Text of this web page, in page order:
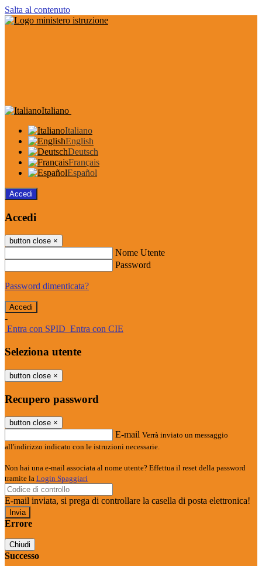
Salta al contenuto
Italiano
Italiano
English
Deutsch
Français
Español
Accedi
Accedi
button close ×
Nome Utente
Password
Password dimenticata?
-
Entra con SPID Entra con CIE
Seleziona utente
button close ×
Recupero password
button close ×
E-mail Verrà inviato un messaggio
all'indirizzo indicato con le istruzioni necessarie.
Non hai una e-mail associata al nome utente? Effettua il reset della password
tramite la Login Spaggiari
E-mail inviata, si prega di controllare la casella di posta elettronica!
Errore
Chiudi
Successo